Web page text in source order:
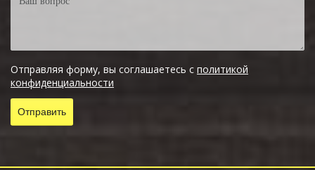
Отправляя форму, вы соглашаетесь с политикой
конфиденциальности